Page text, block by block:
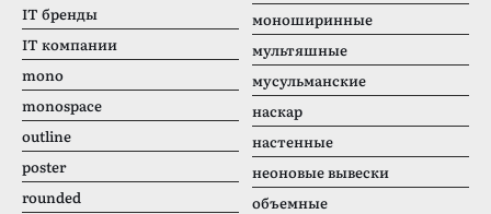
IT бренды
IT компании
mono
monospace
outline
poster
rounded
моноширинные
мультяшные
мусульманские
наскар
настенные
неоновые вывески
объемные